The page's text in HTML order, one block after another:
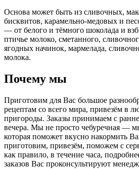
Основа может быть из сливочных,
бисквитов, карамельно-медовых и
— от белого и тёмного шоколада и
птичье молоко, сметанного,
ягодных начинок, мармелада,
молока.
Почему мы
Приготовим для Вас большое
рецептам со всего мира, привезём в
пригороды. Заказы принимаем с
вечера. Мы не просто чебуречная —
которая поможет вкусно накормить
приготовим, привезём, поможем с
как правило, в течение часа,
заказов Вас проконсультируют